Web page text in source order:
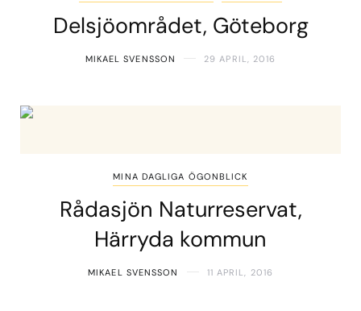
Delsjöområdet, Göteborg
MIKAEL SVENSSON 29 APRIL, 2016
MINA DAGLIGA ÖGONBLICK
Rådasjön Naturreservat,
Härryda kommun
MIKAEL SVENSSON 11 APRIL, 2016